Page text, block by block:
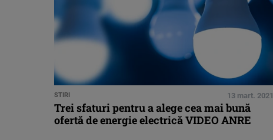
STIRI 13 mart. 2021
Trei sfaturi pentru a alege cea mai bună
ofertă de energie electrică VIDEO ANRE